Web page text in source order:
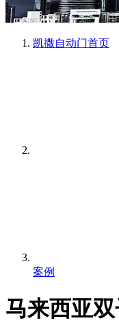
凯撒自动门首页
案例
马来西亚双